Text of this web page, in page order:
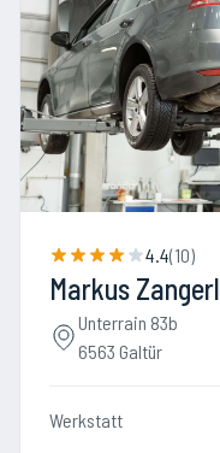
4.4(10)
Markus Zangerl
Unterrain 83b
6563 Galtür
Werkstatt